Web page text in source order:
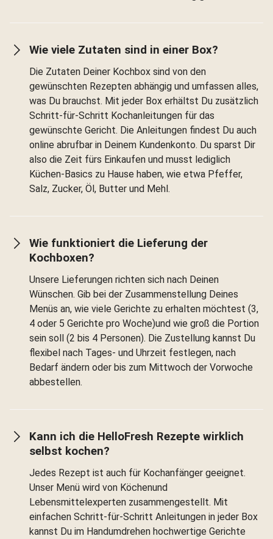
Wie viele Zutaten sind in einer Box?
Die Zutaten Deiner Kochbox sind von den
gewünschten Rezepten abhängig und umfassen alles,
was Du brauchst. Mit jeder Box erhältst Du zusätzlich
Schritt-für-Schritt Kochanleitungen für das
gewünschte Gericht. Die Anleitungen findest Du auch
online abrufbar in Deinem Kundenkonto. Du sparst Dir
also die Zeit fürs Einkaufen und musst lediglich
Küchen-Basics zu Hause haben, wie etwa Pfeffer,
Salz, Zucker, Öl, Butter und Mehl.
Wie funktioniert die Lieferung der
Kochboxen?
Unsere Lieferungen richten sich nach Deinen
Wünschen. Gib bei der Zusammenstellung Deines
Menüs an, wie viele Gerichte zu erhalten möchtest (3,
4 oder 5 Gerichte pro Woche)und wie groß die Portion
sein soll (2 bis 4 Personen). Die Zustellung kannst Du
flexibel nach Tages- und Uhrzeit festlegen, nach
Bedarf ändern oder bis zum Mittwoch der Vorwoche
abbestellen.
Kann ich die HelloFresh Rezepte wirklich
selbst kochen?
Jedes Rezept ist auch für Kochanfänger geeignet.
Unser Menü wird von Köchenund
Lebensmittelexperten zusammengestellt. Mit
einfachen Schritt-für-Schritt Anleitungen in jeder Box
kannst Du im Handumdrehen hochwertige Gerichte